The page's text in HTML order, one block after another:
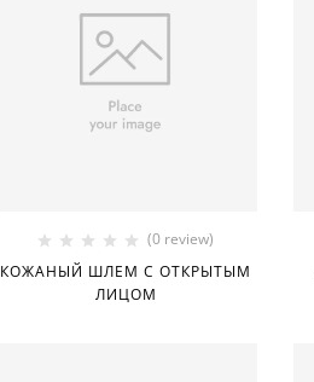
(0 review)
КОЖАНЫЙ ШЛЕМ С ОТКРЫТЫМ
ЛИЦОМ